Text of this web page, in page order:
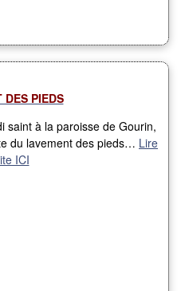
DES PIEDS
saint à la paroisse de Gourin,
du lavement des pieds… Lire
ICI